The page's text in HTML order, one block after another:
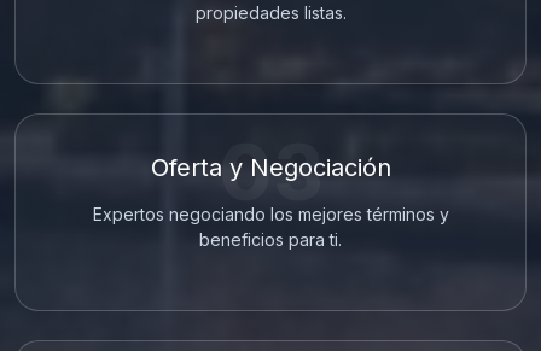
propiedades listas.
03
Oferta y Negociación
Expertos negociando los mejores términos y
beneficios para ti.